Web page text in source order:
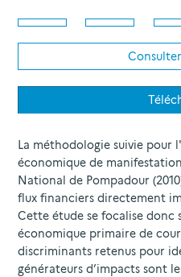
La méthodologie suivie pour
économique de
National de Pompadour
flux financiers directement
Cette étude se focalise donc
économique primaire de
discriminants retenus pour
générateurs d’impacts sont